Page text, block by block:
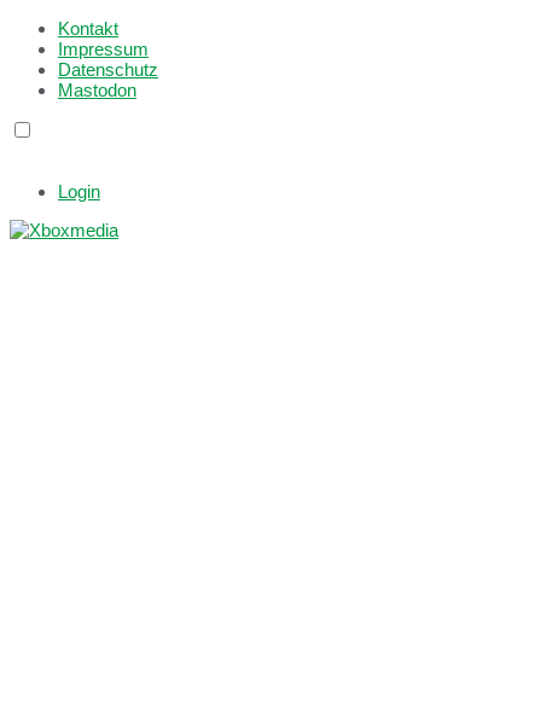
Kontakt
Impressum
Datenschutz
Mastodon
Login